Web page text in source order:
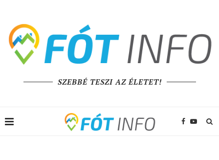
SZEBBÉ TESZI AZ ÉLETET!